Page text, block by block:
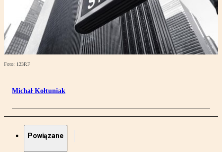
Foto: 123RF
Michał Kołtuniak
Powiązane